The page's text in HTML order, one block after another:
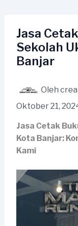
kontenJasa
Sekolah
Banjar
Oleh
Oktober 21,
Jasa Cetak
Kota Banjar:
Kami